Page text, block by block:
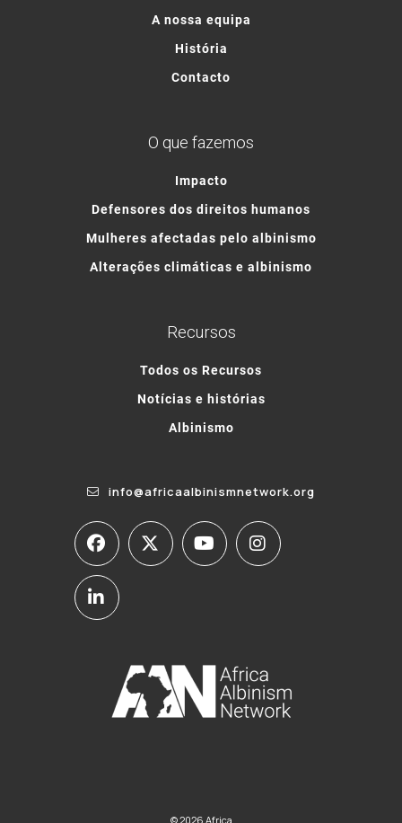
A nossa equipa
História
Contacto
O que fazemos
Impacto
Defensores dos direitos humanos
Mulheres afectadas pelo albinismo
Alterações climáticas e albinismo
Recursos
Todos os Recursos
Notícias e histórias
Albinismo
info@africaalbinismnetwork.org
© 2026 Africa